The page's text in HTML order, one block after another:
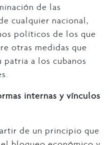
de las
cualquier nacional,
políticos de los que
otras medidas que
patria a los cubanos
internas y vínculos
de un principio que